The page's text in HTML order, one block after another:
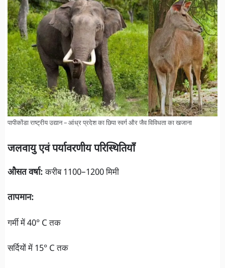
पापीकोंडा राष्ट्रीय उद्यान – आंध्र प्रदेश का छिपा स्वर्ग और जैव विविधता का खजाना
जलवायु एवं पर्यावरणीय परिस्थितियाँ
औसत वर्षा:करीब 1100–1200 मिमी
तापमान:
गर्मी में 40° C तक
सर्दियों में 15° C तक